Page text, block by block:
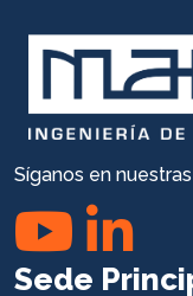
Síganos en
Sede